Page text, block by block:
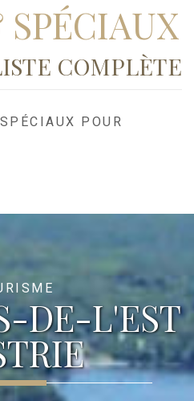
COMPLÈTE
POUR
DE-L'EST